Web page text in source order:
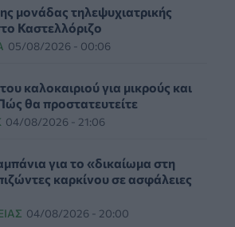
μονάδας τηλεψυχιατρικής
Καστελλόριζο
05/08/2026 - 00:06
καλοκαιριού για μικρούς και
θα προστατευτείτε
04/08/2026 - 21:06
για το «δικαίωμα στη
καρκίνου σε ασφάλειες
04/08/2026 - 20:00